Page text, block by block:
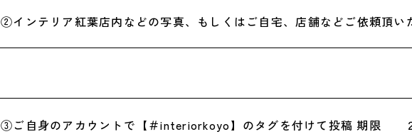
②インテリア紅葉店内などの写真、もしくはご自宅、店舗などご依頼頂い
③ご自身のアカウントで【＃interiorkoyo】のタグを付けて投稿 期限 ２